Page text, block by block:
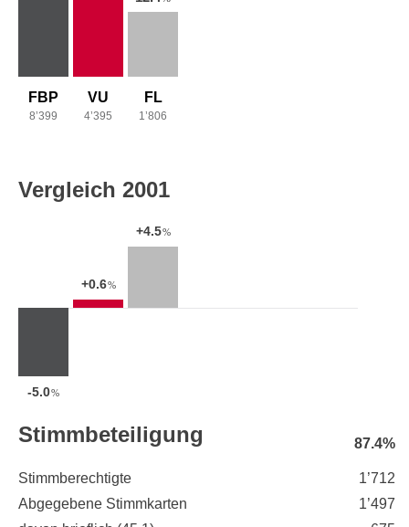
FBP
8’399
VU
4’395
FL
1’806
Vergleich 2001
-5.0%
+0.6%
+4.5%
Stimmbeteiligung 87.4%
Stimmberechtigte
1’712
Abgegebene Stimmkarten
1’497